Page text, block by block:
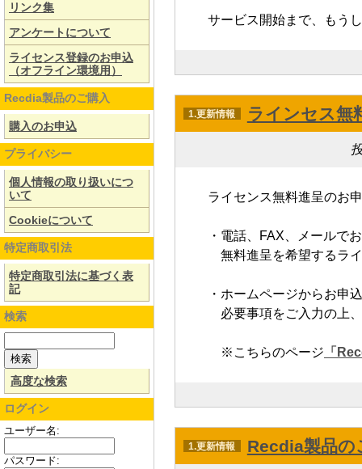
リンク集
アンケートについて
ライセンス登録のお申込
（オフライン環境用）
Recdia製品のご購入
購入のお申込
プライバシー
個人情報の取り扱いにつ
いて
Cookieについて
特定商取引法
特定商取引法に基づく表
記
検索
高度な検索
ログイン
ユーザー名:
パスワード:
サービス開始まで、もう
1.更新情報 ラインセス無
ライセンス無料進呈のお
・電話、FAX、メールで
無料進呈を希望するラ
・ホームページからお申
必要事項をご入力の上
※こちらのページ 「
1.更新情報 Recdia製品の